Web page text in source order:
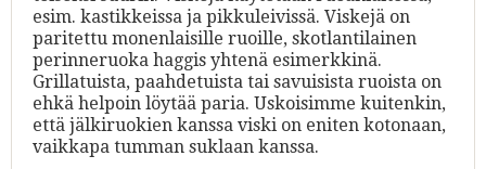
esim. kastikkeissa ja pikkuleivissä. Viskejä on
paritettu monenlaisille ruoille, skotlantilainen
perinneruoka haggis yhtenä esimerkkinä.
Grillatuista, paahdetuista tai savuisista ruoista on
ehkä helpoin löytää paria. Uskoisimme kuitenkin,
että jälkiruokien kanssa viski on eniten kotonaan,
vaikkapa tumman suklaan kanssa.